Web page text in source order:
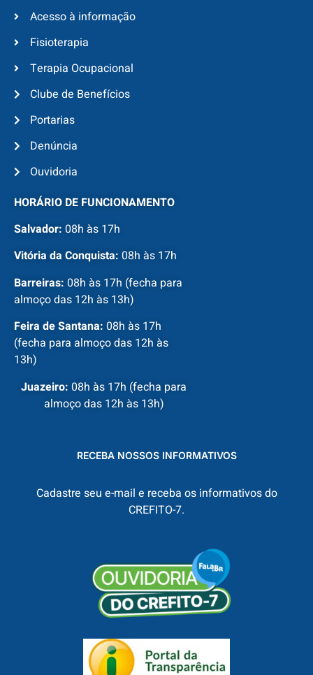
Acesso à informação
Fisioterapia
Terapia Ocupacional
Clube de Benefícios
Portarias
Denúncia
Ouvidoria
HORÁRIO DE FUNCIONAMENTO
Salvador: 08h às 17h
Vitória da Conquista: 08h às 17h
Barreiras: 08h às 17h (fecha para
almoço das 12h às 13h)
Feira de Santana: 08h às 17h
(fecha para almoço das 12h às
13h)
Juazeiro: 08h às 17h (fecha para
almoço das 12h às 13h)
RECEBA NOSSOS INFORMATIVOS
Cadastre seu e-mail e receba os informativos do
CREFITO-7.